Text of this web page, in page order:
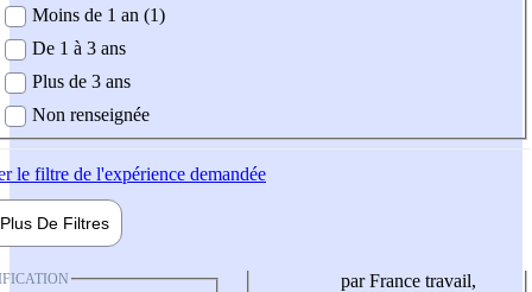
demandée
Moins de 1 an (1)
De 1 à 3 ans
Plus de 3 ans
Non renseignée
le filtre de l'expérience demandée
Plus De Filtres
par France travail,